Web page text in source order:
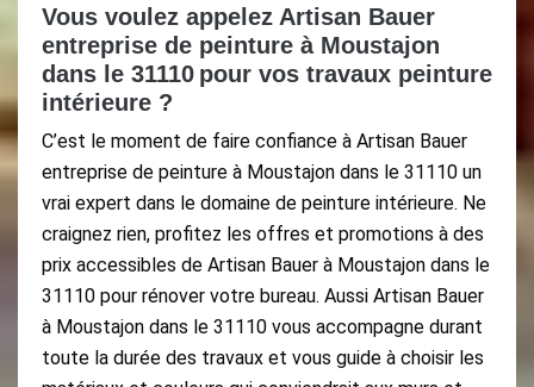
Vous voulez appelez Artisan Bauer
entreprise de peinture à Moustajon
dans le 31110 pour vos travaux peinture
intérieure ?
C’est le moment de faire confiance à Artisan Bauer
entreprise de peinture à Moustajon dans le 31110 un
vrai expert dans le domaine de peinture intérieure. Ne
craignez rien, profitez les offres et promotions à des
prix accessibles de Artisan Bauer à Moustajon dans le
31110 pour rénover votre bureau. Aussi Artisan Bauer
à Moustajon dans le 31110 vous accompagne durant
toute la durée des travaux et vous guide à choisir les